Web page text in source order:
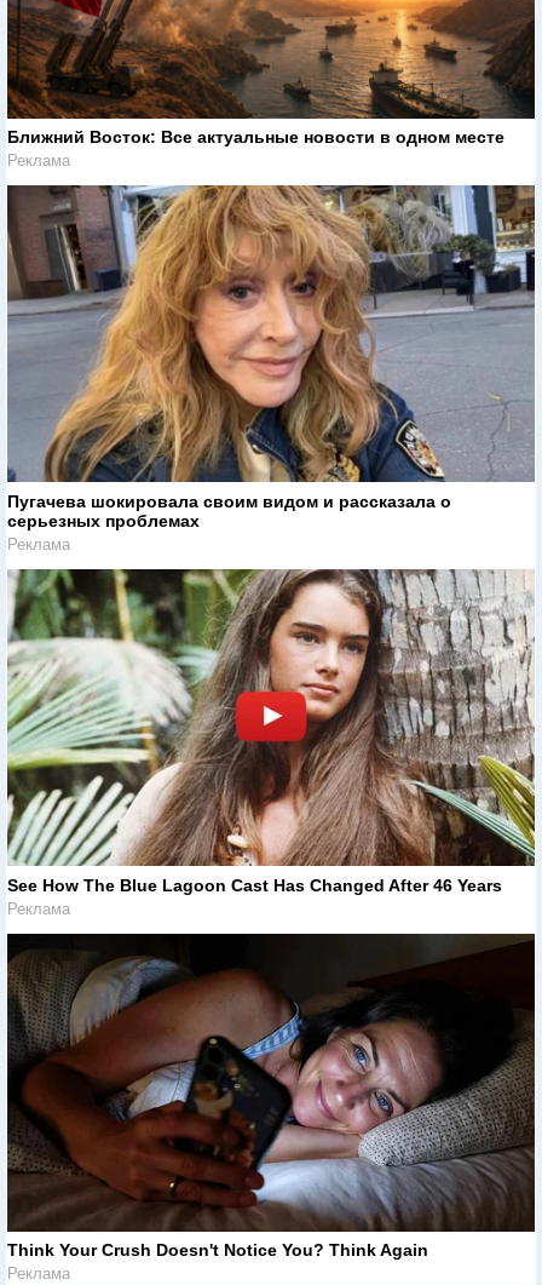
Ближний Восток: Все актуальные новости в одном месте
Реклама
Пугачева шокировала своим видом и рассказала о
серьезных проблемах
Реклама
See How The Blue Lagoon Cast Has Changed After 46 Years
Реклама
Think Your Crush Doesn't Notice You? Think Again
Реклама